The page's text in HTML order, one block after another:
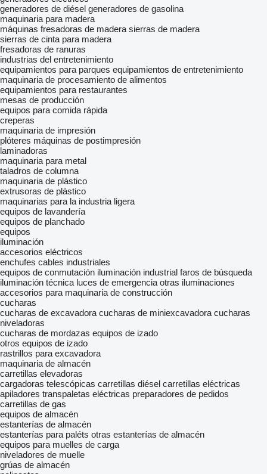
generadores de diésel generadores de gasolina
maquinaria para madera
máquinas fresadoras de madera sierras de madera
sierras de cinta para madera
fresadoras de ranuras
industrias del entretenimiento
equipamientos para parques equipamientos de entretenimiento
maquinaria de procesamiento de alimentos
equipamientos para restaurantes
mesas de producción
equipos para comida rápida
creperas
maquinaria de impresión
plóteres máquinas de postimpresión
laminadoras
maquinaria para metal
taladros de columna
maquinaria de plástico
extrusoras de plástico
maquinarias para la industria ligera
equipos de lavandería
equipos de planchado
equipos
iluminación
accesorios eléctricos
enchufes cables industriales
equipos de conmutación iluminación industrial faros de búsqueda
iluminación técnica luces de emergencia otras iluminaciones
accesorios para maquinaria de construcción
cucharas
cucharas de excavadora cucharas de miniexcavadora cucharas
niveladoras
cucharas de mordazas equipos de izado
otros equipos de izado
rastrillos para excavadora
maquinaria de almacén
carretillas elevadoras
cargadoras telescópicas carretillas diésel carretillas eléctricas
apiladores transpaletas eléctricas preparadores de pedidos
carretillas de gas
equipos de almacén
estanterías de almacén
estanterías para paléts otras estanterías de almacén
equipos para muelles de carga
niveladores de muelle
grúas de almacén